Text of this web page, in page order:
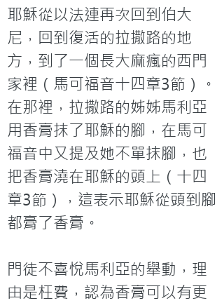
耶穌從以法連再次回到伯大
尼，回到復活的拉撒路的地
方，到了一個長大麻瘋的西門
家裡（馬可福音十四章3節）。
在那裡，拉撒路的姊姊馬利亞
用香膏抹了耶穌的腳，在馬可
福音中又提及她不單抹腳，也
把香膏澆在耶穌的頭上（十四
章3節），這表示耶穌從頭到腳
都膏了香膏。
門徒不喜悅馬利亞的舉動，理
由是枉費，認為香膏可以有更